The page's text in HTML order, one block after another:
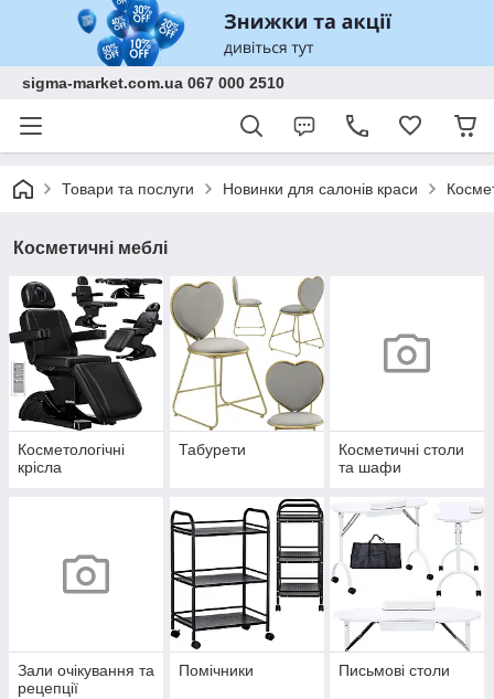
sigma-market.com.ua 067 000 2510
Товари та послуги Новинки для салонів краси
Косметичні меблі
Косметологічні
крісла
Табурети
Косметичні столи
та шафи
Зали очікування та
рецепції
Помічники Письмові столи